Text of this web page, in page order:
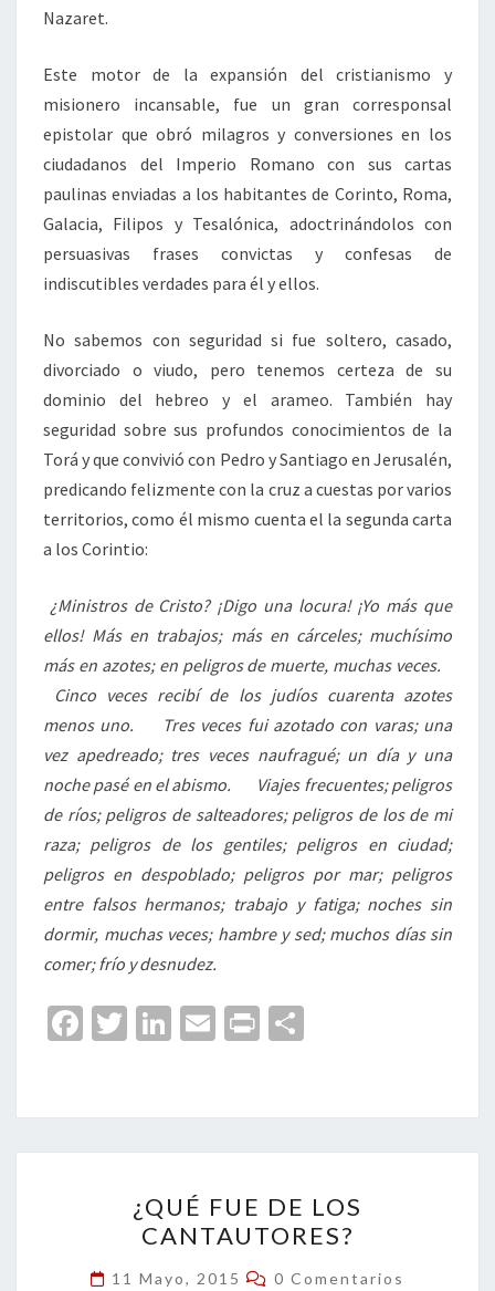
Nazaret.
Este motor de la expansión del cristianismo y
misionero incansable, fue un gran corresponsal
epistolar que obró milagros y conversiones en los
ciudadanos del Imperio Romano con sus cartas
paulinas enviadas a los habitantes de Corinto, Roma,
Galacia, Filipos y Tesalónica, adoctrinándolos con
persuasivas frases convictas y confesas de
indiscutibles verdades para él y ellos.
No sabemos con seguridad si fue soltero, casado,
divorciado o viudo, pero tenemos certeza de su
dominio del hebreo y el arameo. También hay
seguridad sobre sus profundos conocimientos de la
Torá y que convivió con Pedro y Santiago en Jerusalén,
predicando felizmente con la cruz a cuestas por varios
territorios, como él mismo cuenta el la segunda carta
a los Corintio:
¿Ministros de Cristo? ¡Digo una locura! ¡Yo más que
ellos! Más en trabajos; más en cárceles; muchísimo
más en azotes; en peligros de muerte, muchas veces.
Cinco veces recibí de los judíos cuarenta azotes
menos uno. Tres veces fui azotado con varas; una
vez apedreado; tres veces naufragué; un día y una
noche pasé en el abismo. Viajes frecuentes; peligros
de ríos; peligros de salteadores; peligros de los de mi
raza; peligros de los gentiles; peligros en ciudad;
peligros en despoblado; peligros por mar; peligros
entre falsos hermanos; trabajo y fatiga; noches sin
dormir, muchas veces; hambre y sed; muchos días sin
comer; frío y desnudez.
Fa
o
o
T
er
Li
dI
n
E
l
Pr
p
ar
tir
FUE
DE
LOS
¿QUÉ FUE DE LOS
CANTAUTORES?
11 Mayo, 2015 Comentarios
0 Comentarios